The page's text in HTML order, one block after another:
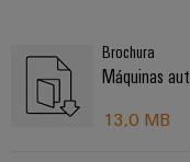
Brochura
Máquinas
13,0 MB